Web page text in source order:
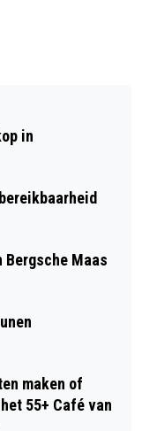
IN DE
in
Bergsche Maas
maken of
55+ Café van